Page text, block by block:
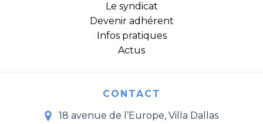
Le syndicat
Devenir adhérent
Infos pratiques
Actus
CONTACT
18 avenue de l’Europe, Villa Dallas